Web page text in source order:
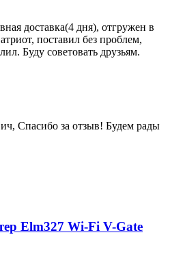
доставка(4 дня), отгружен в
поставил без проблем,
Буду советовать друзьям.
Спасибо за отзыв! Будем рады
Elm327 Wi-Fi V-Gate